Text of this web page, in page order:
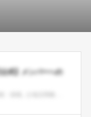
式】メンバーへの